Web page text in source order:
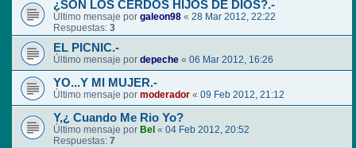
¿SON LOS CERDOS HIJOS DE DIOS?.-
Último mensaje por galeon98 « 28 Mar 2012, 22:22
Respuestas: 3
EL PICNIC.-
Último mensaje por depeche « 06 Mar 2012, 16:26
YO...Y MI MUJER.-
Último mensaje por moderador « 09 Feb 2012, 21:12
Y,¿ Cuando Me Rio Yo?
Último mensaje por Bel « 04 Feb 2012, 20:52
Respuestas: 7